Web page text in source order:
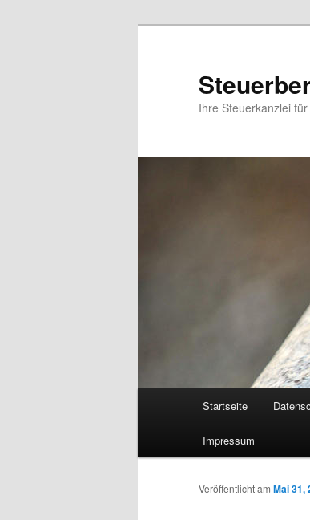
Ihre Steuerkanzlei
Zum
Inhalt
wechseln
Startseite
Impressum
Veröffentlicht am Mai 31,